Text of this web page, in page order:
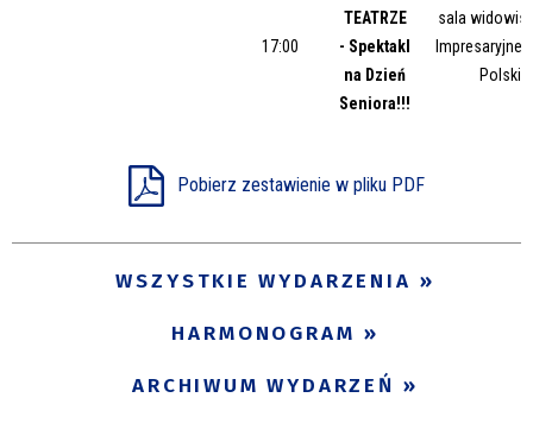
17:00
TEATRZE
- Spektakl
na Dzień
Seniora!!!
sala
Pobierz zestawienie w pliku PDF
WSZYSTKIE WYDARZENIA
HARMONOGRAM
ARCHIWUM WYDARZEŃ